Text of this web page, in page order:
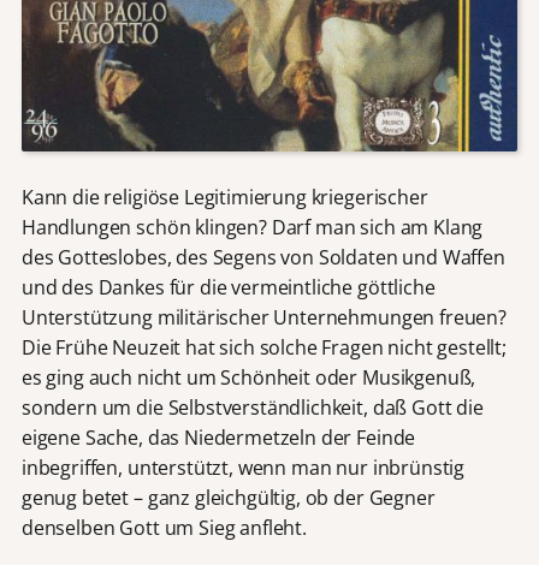
Kann die religiöse Legitimierung kriegerischer
Handlungen schön klingen? Darf man sich am Klang
des Gotteslobes, des Segens von Soldaten und Waffen
und des Dankes für die vermeintliche göttliche
Unterstützung militärischer Unternehmungen freuen?
Die Frühe Neuzeit hat sich solche Fragen nicht gestellt;
es ging auch nicht um Schönheit oder Musikgenuß,
sondern um die Selbstverständlichkeit, daß Gott die
eigene Sache, das Niedermetzeln der Feinde
inbegriffen, unterstützt, wenn man nur inbrünstig
genug betet – ganz gleichgültig, ob der Gegner
denselben Gott um Sieg anfleht.